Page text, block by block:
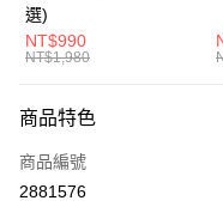
大哥付你分期
相關說明
2.付款方式選擇「大哥付你分
成交易。
3.實際核准額度、可分期數及
運送方式
付款後全家取貨(訂單門檻
選)
NT$990
NT$1,980
商品特色
商品編號
2881576